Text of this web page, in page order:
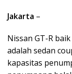
Jakarta –
Nissan GT-R
adalah sedan
kapasitas